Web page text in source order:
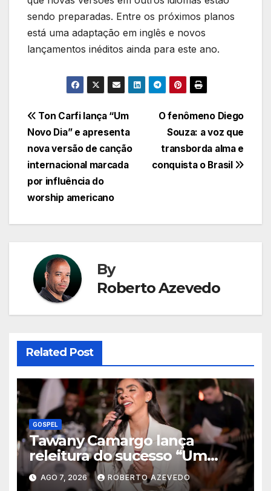
sendo preparadas. Entre os próximos planos
está uma adaptação em inglês e novos
lançamentos inéditos ainda para este ano.
Navegação
de
Post
O fenômeno Diego
Souza: a voz que
transborda alma e
conquista o Brasil
Ton Carfi lança “Um
Novo Dia” e apresenta
nova versão de canção
internacional marcada
por influência do
worship americano
By
Roberto Azevedo
Related Post
GOSPEL
Tawany Camargo lança
releitura do sucesso “Um
Novo Dia” pela Louvor Eterno
AGO 7, 2026 ROBERTO AZEVEDO